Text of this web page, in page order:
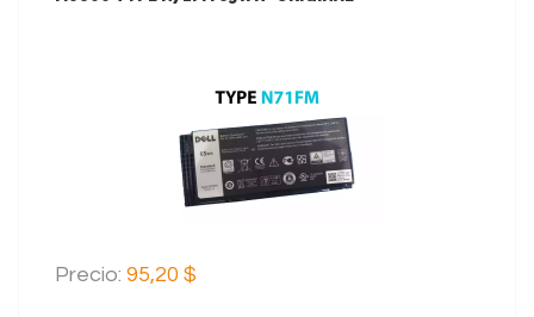
AGREGAR AL CARRITO
Precio: 95,20 $